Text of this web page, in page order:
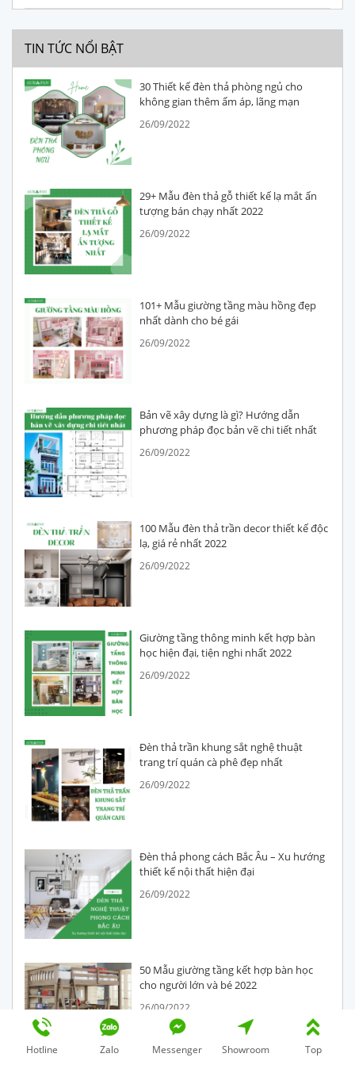
TIN TỨC NỔI BẬT
30 Thiết kế đèn thả phòng ngủ cho
không gian thêm ấm áp, lãng mạn
26/09/2022
29+ Mẫu đèn thả gỗ thiết kế lạ mắt ấn
tượng bán chạy nhất 2022
26/09/2022
101+ Mẫu giường tầng màu hồng đẹp
nhất dành cho bé gái
26/09/2022
Bản vẽ xây dựng là gì? Hướng dẫn
phương pháp đọc bản vẽ chi tiết nhất
26/09/2022
100 Mẫu đèn thả trần decor thiết kế độc
lạ, giá rẻ nhất 2022
26/09/2022
Giường tầng thông minh kết hợp bàn
học hiện đại, tiện nghi nhất 2022
26/09/2022
Đèn thả trần khung sắt nghệ thuật
trang trí quán cà phê đẹp nhất
26/09/2022
Đèn thả phong cách Bắc Âu – Xu hướng
thiết kế nội thất hiện đại
26/09/2022
50 Mẫu giường tầng kết hợp bàn học
cho người lớn và bé 2022
26/09/2022
Hotline Zalo Messenger Showroom Top